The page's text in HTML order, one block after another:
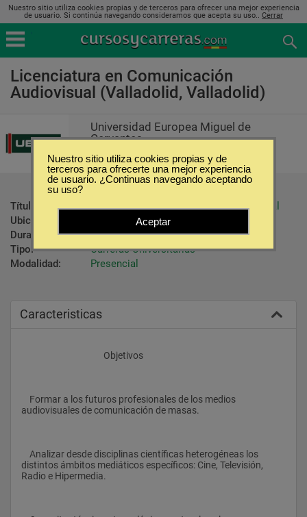
Nuestro sitio utiliza cookies propias y de terceros para ofrecer una mejor experiencia
de usuario. Si continúa navegando consideramos que acepta su uso.. Cerrar
Licenciatura en Comunicación
Audiovisual (Valladolid, Valladolid)
Universidad Europea Miguel de
Cervantes
Título ofrecido:
Licenciado en Comunicación Audiovisual
Ubicación:
Valladolid - Valladolid
Duración:
5 Años
Tipo:
Carreras Universitarias
Modalidad:
Presencial
Caracteristicas
					Objetivos
audiovisuales de comunicación de masas.
distintos ámbitos mediáticos específicos: Cine, Televisión,
Radio e Hipermedia.
Nuestro sitio utiliza cookies propias y de
terceros para ofrecerte una mejor experiencia
de usuario. ¿Continuas navegando aceptando
su uso?
Aceptar